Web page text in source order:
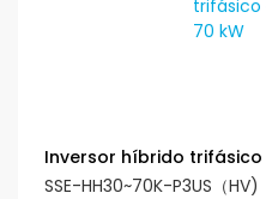
Inversor híbrido trifásico
SSE-HH30~70K-P3US（HV)